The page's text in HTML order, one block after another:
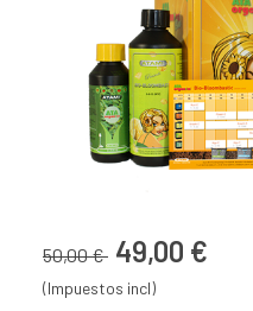
50,00 € 49,00 €
(Impuestos incl)